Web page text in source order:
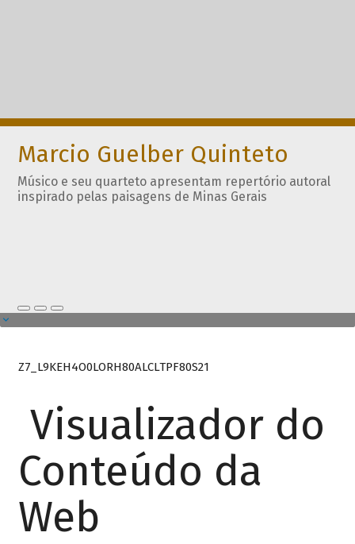
Marcio Guelber Quinteto
Músico e seu quarteto apresentam repertório autoral
inspirado pelas paisagens de Minas Gerais
Z7_L9KEH4O0LORH80ALCLTPF80S21
Visualizador do
Conteúdo da
Web